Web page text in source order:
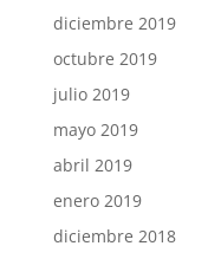
diciembre 2019
octubre 2019
julio 2019
mayo 2019
abril 2019
enero 2019
diciembre 2018